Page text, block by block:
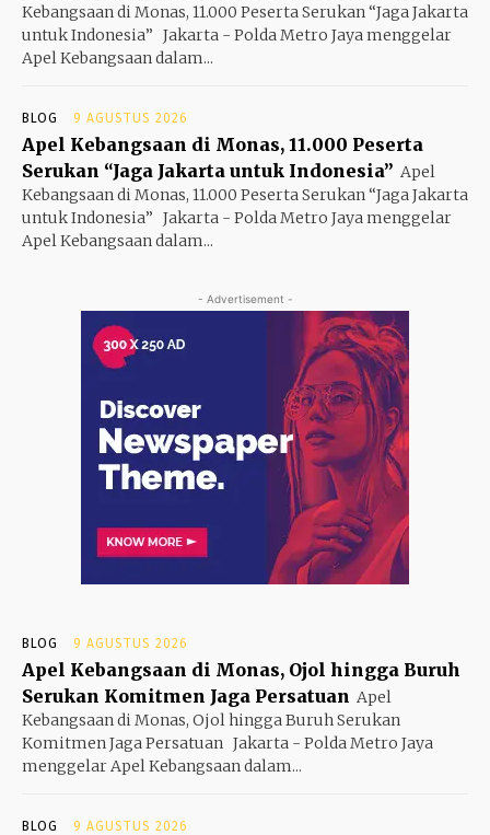
Kebangsaan di Monas, 11.000 Peserta Serukan “Jaga Jakarta
untuk Indonesia” Jakarta - Polda Metro Jaya menggelar
Apel Kebangsaan dalam...
BLOG 9 AGUSTUS 2026
Apel Kebangsaan di Monas, 11.000 Peserta
Serukan “Jaga Jakarta untuk Indonesia” Apel
Kebangsaan di Monas, 11.000 Peserta Serukan “Jaga Jakarta
untuk Indonesia” Jakarta - Polda Metro Jaya menggelar
Apel Kebangsaan dalam...
- Advertisement -
BLOG 9 AGUSTUS 2026
Apel Kebangsaan di Monas, Ojol hingga Buruh
Serukan Komitmen Jaga Persatuan Apel
Kebangsaan di Monas, Ojol hingga Buruh Serukan
Komitmen Jaga Persatuan Jakarta - Polda Metro Jaya
menggelar Apel Kebangsaan dalam...
BLOG 9 AGUSTUS 2026